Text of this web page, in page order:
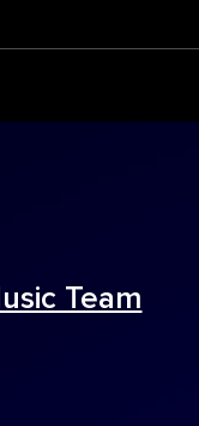
Team